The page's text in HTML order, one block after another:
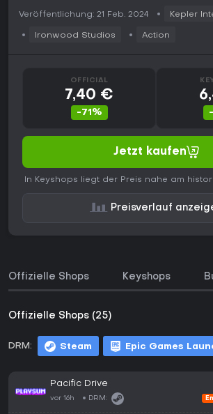
Veröffentlichung: 21 Feb. 2024 Kepler
Ironwood Studios Action
OFFICIAL
7,40 €
-71%
Jetzt kaufen
In Keyshops liegt der Preis nahe am
Preisverlauf
Offizielle Shops Keyshops
Offizielle Shops (25)
DRM: Steam Epic Games
Pacific Drive
vor 16h DRM: